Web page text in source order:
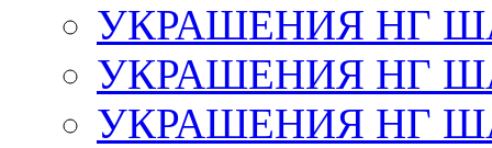
УКРАШЕНИЯ НГ
УКРАШЕНИЯ НГ
УКРАШЕНИЯ НГ